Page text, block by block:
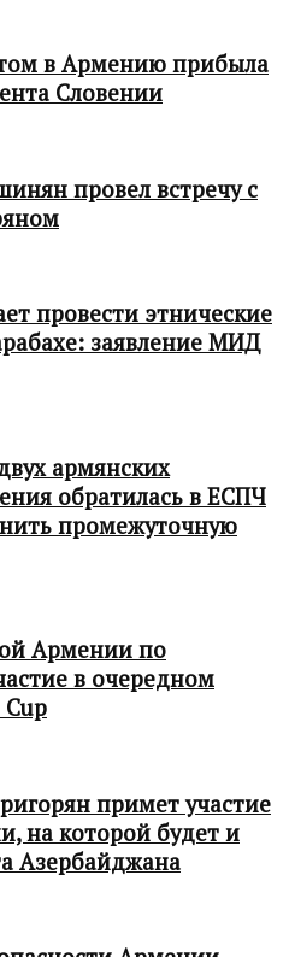
в Армению прибыла
Словении
провел встречу с
провести этнические
заявление МИД
армянских
обратилась в ЕСПЧ
промежуточную
Армении по
в очередном
примет участие
на которой будет и
Азербайджана